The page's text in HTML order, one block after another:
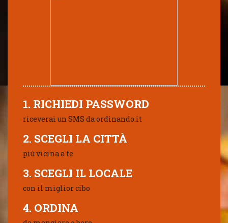
1. RICHIEDI PASSWORD
riceverai un SMS da ordinando.it
2. SCEGLI LA CITTÀ
più vicina a te
3. SCEGLI IL LOCALE
con il miglior cibo
4. ORDINA